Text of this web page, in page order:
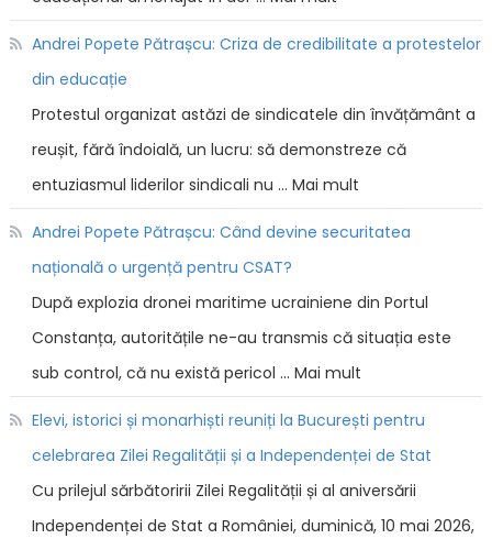
Andrei Popete Pătrașcu: Criza de credibilitate a protestelor
din educație
Protestul organizat astăzi de sindicatele din învățământ a
reușit, fără îndoială, un lucru: să demonstreze că
entuziasmul liderilor sindicali nu … Mai mult
Andrei Popete Pătrașcu: Când devine securitatea
națională o urgență pentru CSAT?
După explozia dronei maritime ucrainiene din Portul
Constanța, autoritățile ne-au transmis că situația este
sub control, că nu există pericol … Mai mult
Elevi, istorici și monarhiști reuniți la București pentru
celebrarea Zilei Regalității și a Independenței de Stat
Cu prilejul sărbătoririi Zilei Regalității și al aniversării
Independenței de Stat a României, duminică, 10 mai 2026,